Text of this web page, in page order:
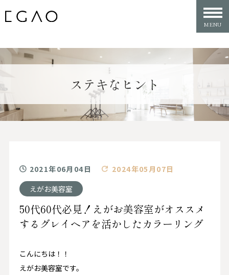
ステキなヒント
2021年06月04日
2024年05月07日
えがお美容室
50代60代必見！えがお美容室がオススメ
するグレイヘアを活かしたカラーリング
こんにちは！！
えがお美容室です。